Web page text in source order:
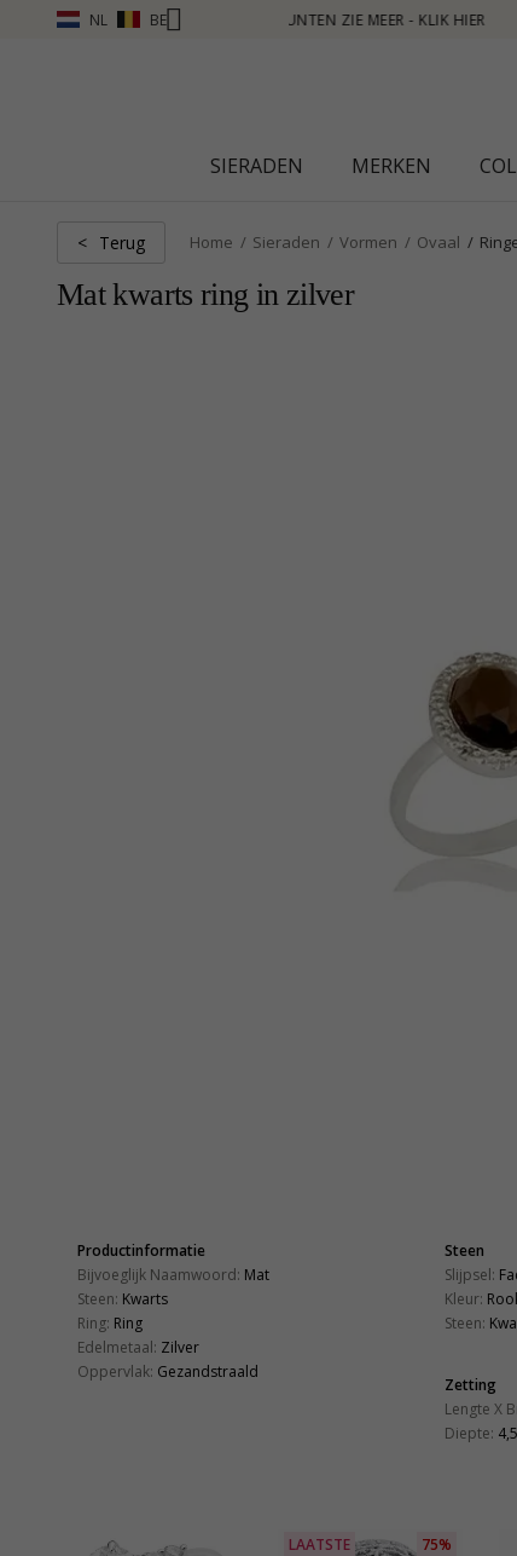
NL BE
- KLIK HIER
SIERADEN MERKEN
< Terug Home Sieraden Vormen Ovaal
Mat kwarts ring in zilver
Productinformatie
Bijvoeglijk Naamwoord: Mat
Steen: Kwarts
Ring: Ring
Edelmetaal: Zilver
Oppervlak: Gezandstraald
Steen
Slijpsel:
Kleur:
Steen:
Zetting
Lengte X
Diepte:
LAATSTE 75%